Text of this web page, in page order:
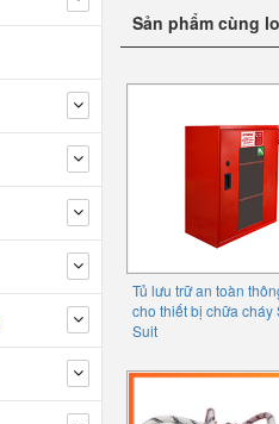
Sản phẩm cùng
Tủ lưu trữ an toàn
cho thiết bị chữa cháy
Suit